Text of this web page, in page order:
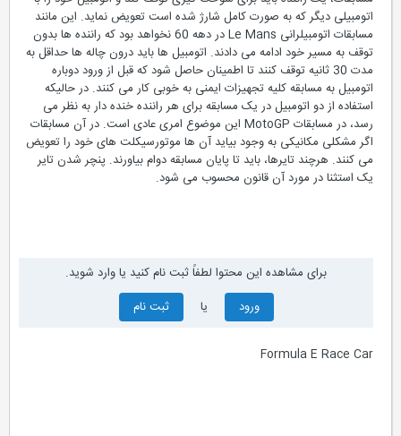
اتومبیلی دیگر که به صورت کامل شارژ شده است تعویض نماید. این مانند
مسابقات اتومبیلرانی Le Mans در دهه 60 نخواهد بود که راننده ها بدون
توقف به مسیر خود ادامه می دادند. اتومبیل ها باید درون چاله ها حداقل به
مدت 30 ثانیه توقف کنند تا اطمینان حاصل شود که قبل از ورود دوباره
اتومبیل به مسابقه کلیه تجهیزات ایمنی به خوبی کار می کنند. در حالیکه
استفاده از دو اتومبیل در یک مسابقه برای هر راننده خنده دار به نظر می
رسد، در مسابقات MotoGP این موضوع امری عادی است. در آن مسابقات
اگر مشکلی مکانیکی به وجود بیاید آن ها موتورسیکلت های خود را تعویض
می کنند. هرچند تایرها، باید تا پایان مسابقه دوام بیاورند. پنچر شدن تایر
یک استثنا در مورد آن قانون محسوب می شود.
برای مشاهده این محتوا لطفاً ثبت نام کنید یا وارد شوید.
ورود
ثبت نام
Formula E Race Car